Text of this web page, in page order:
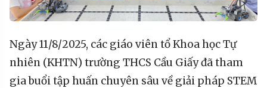
Ngày 11/8/2025, các giáo viên tổ Khoa học Tự
nhiên (KHTN) trường THCS Cầu Giấy đã tham
gia buổi tập huấn chuyên sâu về giải pháp STEM